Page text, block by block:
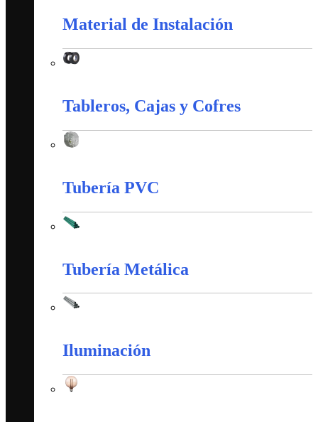
Material de Instalación
Tableros, Cajas y Cofres
Tubería PVC
Tubería Metálica
Iluminación